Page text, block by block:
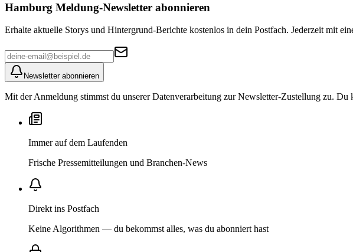
Hamburg Meldung-Newsletter abonnieren
Erhalte aktuelle Storys und Hintergrund-Berichte kostenlos in dein Postfach. Jederzeit mit
Newsletter abonnieren
Mit der Anmeldung stimmst du unserer Datenverarbeitung zur Newsletter-Zustellung zu.
Immer auf dem Laufenden
Frische Pressemitteilungen und Branchen-News
Direkt ins Postfach
Keine Algorithmen — du bekommst alles, was du abonniert hast